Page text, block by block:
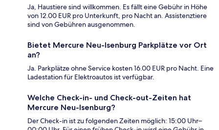
Ja, Haustiere sind willkommen. Es fällt eine Gebühr in Höhe
von 12.00 EUR pro Unterkunft, pro Nacht an. Assistenztiere
sind von Gebühren ausgenommen.
Bietet Mercure Neu-Isenburg Parkplätze vor Ort
an?
Ja. Parkplätze ohne Service kosten 16.00 EUR pro Nacht. Eine
Ladestation für Elektroautos ist verfügbar.
Welche Check-in- und Check-out-Zeiten hat
Mercure Neu-Isenburg?
Der Check-in ist zu folgenden Zeiten möglich: 15:00 Uhr–